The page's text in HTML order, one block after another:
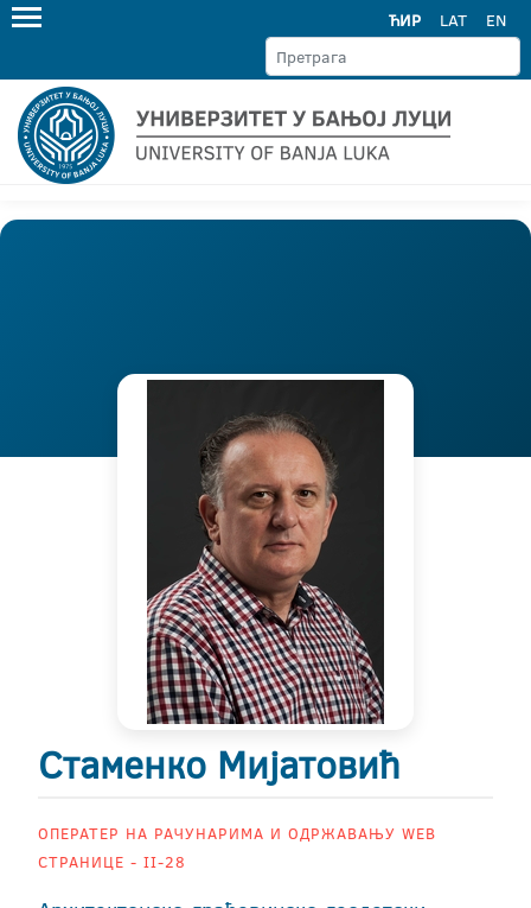
ЋИР LAT EN
Стаменко Мијатовић
ОПЕРАТЕР НА РАЧУНАРИМА И ОДРЖАВАЊУ WEB
СТРАНИЦЕ - II-28